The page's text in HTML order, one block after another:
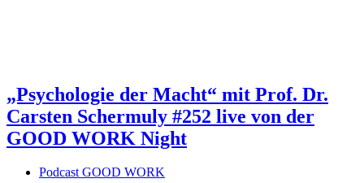
„Psychologie der Macht“ mit Prof. Dr.
Carsten Schermuly #252 live von der
GOOD WORK Night
Podcast GOOD WORK